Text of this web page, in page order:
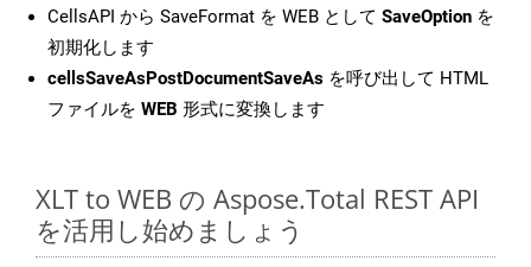
CellsAPI から SaveFormat を WEB として SaveOption を
初期化します
cellsSaveAsPostDocumentSaveAs を呼び出して HTML
ファイルを WEB 形式に変換します
XLT to WEB の Aspose.Total REST API
を活用し始めましょう